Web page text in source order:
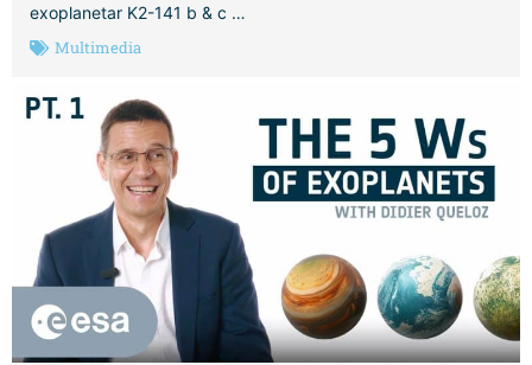
exoplanetar K2-141 b & c …
Multimedia